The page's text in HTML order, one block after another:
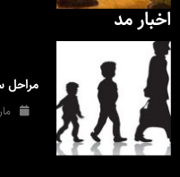
اخبار مد
مراحل